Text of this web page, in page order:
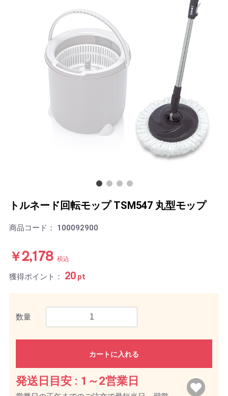
トルネード回転モップ TSM547 丸型モップ
商品コード： 100092900
￥2,178 税込
獲得ポイント： 20 pt
数量
カートに入れる
発送日目安 : 1～2営業日